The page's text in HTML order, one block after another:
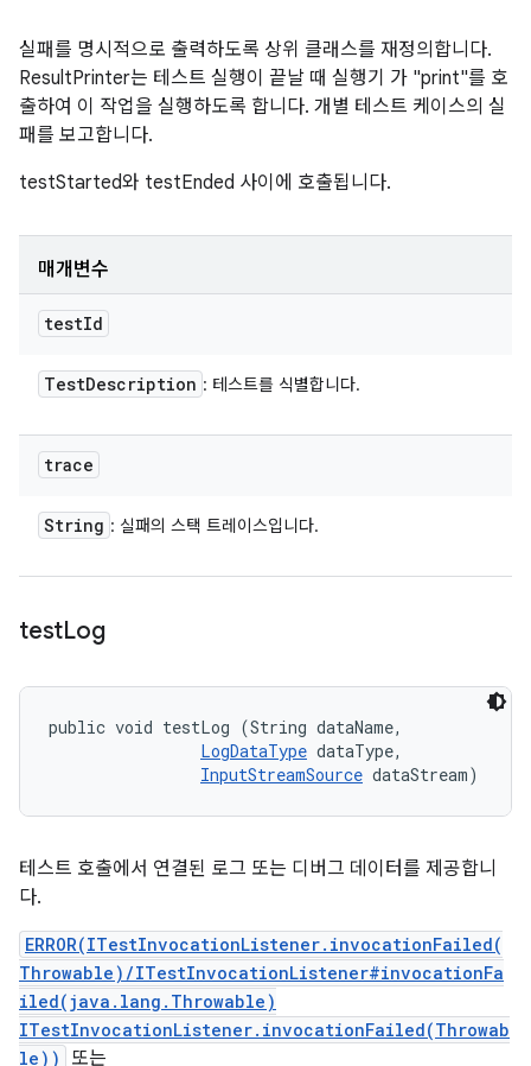
실패를 명시적으로 출력하도록 상위 클래스를 재정의합니다.
ResultPrinter는 테스트 실행이 끝날 때 실행기 가 "print"를 호
출하여 이 작업을 실행하도록 합니다. 개별 테스트 케이스의 실
패를 보고합니다.
testStarted와 testEnded 사이에 호출됩니다.
매개변수
testId
TestDescription : 테스트를 식별합니다.
trace
String : 실패의 스택 트레이스입니다.
testLog
public void testLog (String dataName,
LogDataType dataType,
InputStreamSource dataStream)
테스트 호출에서 연결된 로그 또는 디버그 데이터를 제공합니
다.
ERROR(ITestInvocationListener.invocationFailed(
Throwable)/ITestInvocationListener#invocationFa
iled(java.lang.Throwable)
ITestInvocationListener.invocationFailed(Throwab
le))
또는